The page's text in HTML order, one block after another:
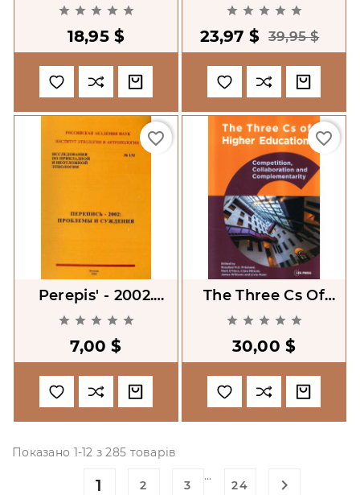
Challenge.
    
18,95 $
Etnologi I
Antropologi XX Veka
    
23,97 $ 39,95 $
Perepis' - 2002.
Problemy I
Suzhdeniia. No. 132
    
7,00 $
favorite_border
The Three Cs Of
Higher Education:
Competition,
Collaboration And
Complemtarity
    
30,00 $
favorite_border
Показано 1-12 з 285 товарів
1 2 3
…
24 